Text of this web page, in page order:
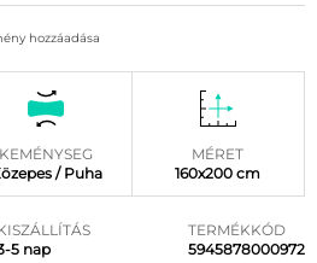
hozzáadása
KEMÉNYSEG
/ Puha
MÉRET
160x200 cm
5 nap
TERMÉKKÓD
5945878000972